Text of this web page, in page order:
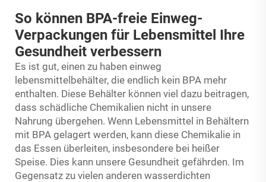
So können BPA-freie Einweg-
Verpackungen für Lebensmittel Ihre
Gesundheit verbessern
Es ist gut, einen zu haben einweg
lebensmittelbehälter, die endlich kein BPA mehr
enthalten. Diese Behälter können viel dazu beitragen,
dass schädliche Chemikalien nicht in unsere
Nahrung übergehen. Wenn Lebensmittel in Behältern
mit BPA gelagert werden, kann diese Chemikalie in
das Essen überleiten, insbesondere bei heißer
Speise. Dies kann unsere Gesundheit gefährden. Im
Gegensatz zu vielen anderen wasserdichten